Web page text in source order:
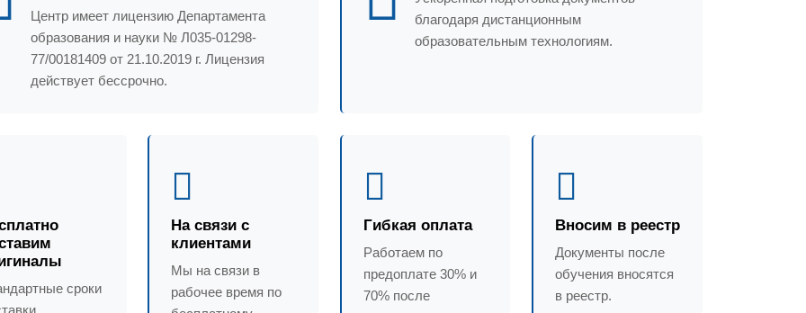
Центр имеет лицензию Департамента
образования и науки № Л035-01298-
77/00181409 от 21.10.2019 г. Лицензия
действует бессрочно.
благодаря дистанционным
образовательным технологиям.
сроки
На связи с
клиентами
Мы на связи в
рабочее время по
Гибкая оплата
Работаем по
предоплате 30% и
70% после
Вносим в реестр
Документы после
обучения вносятся
в реестр.